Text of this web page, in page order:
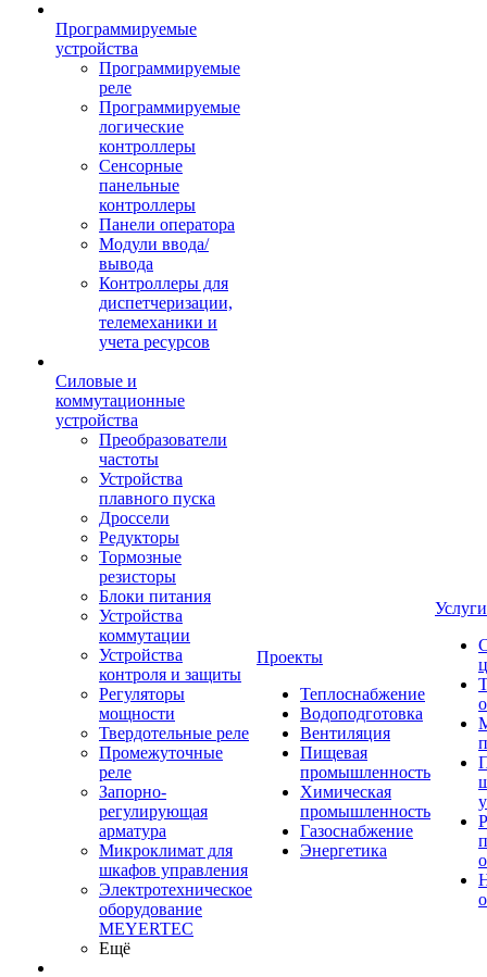
Программируемые
устройства
Программируемые
реле
Программируемые
логические
контроллеры
Сенсорные
панельные
контроллеры
Панели оператора
Модули ввода/
вывода
Контроллеры для
диспетчеризации,
телемеханики и
учета ресурсов
Силовые и
коммутационные
устройства
Преобразователи
частоты
Устройства
плавного пуска
Дроссели
Редукторы
Тормозные
резисторы
Блоки питания
Устройства
коммутации
Устройства
контроля и защиты
Регуляторы
мощности
Твердотельные реле
Промежуточные
реле
Запорно-
регулирующая
арматура
Микроклимат для
шкафов управления
Электротехническое
оборудование
MEYERTEC
Ещё
Проекты
Теплоснабжение
Водоподготовка
Вентиляция
Пищевая
промышленность
Химическая
промышленность
Газоснабжение
Энергетика
Услуги